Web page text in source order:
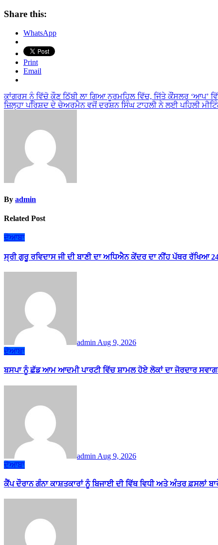
Share this:
WhatsApp
Print
Email
Post
navigation
ਕਾਂਗਰਸ ਨੂੰ ਵਿੱਚੋ ਕੌਣ ਠਿੱਬੀ ਲਾ ਗਿਆ ਨੂਰਮਹਿਲ ਵਿੱਚ, ਜਿੱਤੇ ਕੌਂਸਲਰ ‘ਆਪ’
ਜ਼ਿਲ੍ਹਾ ਪਰਿਸ਼ਦ ਦੇ ਚੇਅਰਮੈਨ ਵਜੋਂ ਦਰਸ਼ਨ ਸਿੰਘ ਟਾਹਲੀ ਨੇ ਲਈ ਪਹਿਲੀ
By admin
Related Post
ਦੋਆਬਾ
ਸ੍ਰੀ ਗੁਰੂ ਰਵਿਦਾਸ ਜੀ ਦੀ ਬਾਣੀ ਦਾ ਅਧਿਐਨ ਕੇਂਦਰ ਦਾ ਨੀਂਹ ਪੱਥਰ ਰੱਖਿਆ
admin Aug 9, 2026
ਦੋਆਬਾ
ਬਸਪਾ ਨੂੰ ਛੱਡ ਆਮ ਆਦਮੀ ਪਾਰਟੀ ਵਿੱਚ ਸ਼ਾਮਲ ਹੋਏ ਲੋਕਾਂ ਦਾ ਜੋਰਦਾਰ
admin Aug 9, 2026
ਦੋਆਬਾ
ਕੈਂਪ ਦੌਰਾਨ ਗੰਨਾ ਕਾਸ਼ਤਕਾਰਾਂ ਨੂੰ ਬਿਜਾਈ ਦੀ ਵਿੱਥ ਵਿਧੀ ਅਤੇ ਅੰਤਰ ਫ਼ਸਲਾਂ